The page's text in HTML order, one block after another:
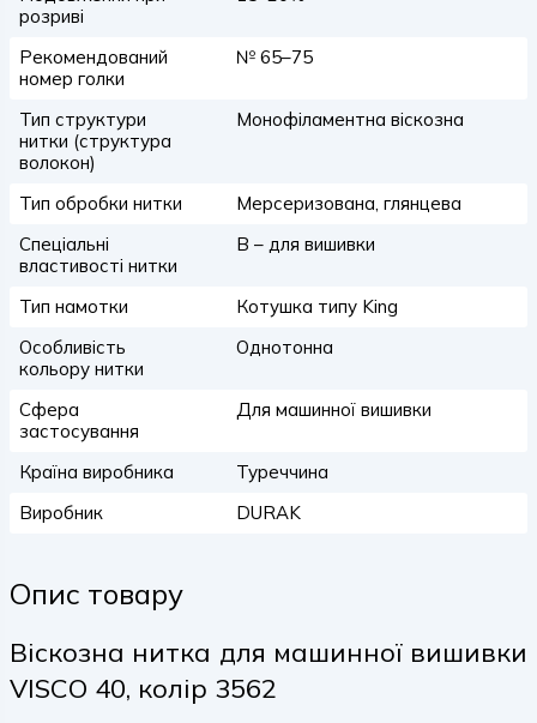
розриві
Рекомендований
номер голки
№ 65–75
Тип структури
нитки (структура
волокон)
Монофіламентна віскозна
Тип обробки нитки
Мерсеризована, глянцева
Спеціальні
властивості нитки
B – для вишивки
Тип намотки
Котушка типу King
Особливість
кольору нитки
Однотонна
Сфера
застосування
Для машинної вишивки
Країна виробника
Туреччина
Виробник
DURAK
Опис товару
Віскозна нитка для машинної вишивки
VISCO 40, колір 3562